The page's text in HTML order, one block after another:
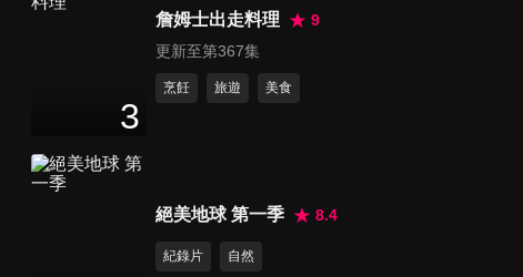
鞋盒輕鬆打造緊緻雙腿曲線
！？
47分鐘
第11集 大小姐感情調查局(上)
交往後會嚇跑對方的女藝人？
47
3
詹姆士出走料理
9
更新至第367集
烹飪 旅遊 美食
絕美地球 第一季 8.4
紀錄片 自然